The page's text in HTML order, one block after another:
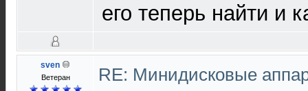
его теперь найти и
sven
Ветеран
RE: Минидисковые